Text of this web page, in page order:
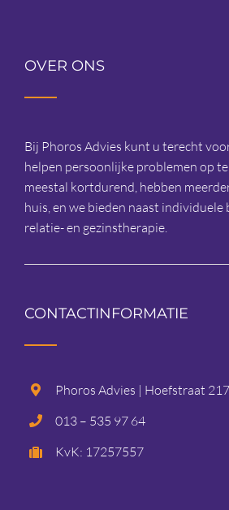
OVER ONS
Bij Phoros Advies kunt u terecht
helpen persoonlijke problemen op
meestal kortdurend, hebben
huis, en we bieden naast individuele
relatie- en gezinstherapie.
CONTACTINFORMATIE
Phoros Advies | Hoefstraat
013 – 535 97 64
KvK: 17257557